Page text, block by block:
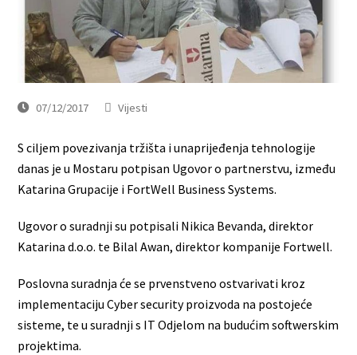
07/12/2017 Vijesti
S ciljem povezivanja tržišta i unaprijeđenja tehnologije
danas je u Mostaru potpisan Ugovor o partnerstvu, između
Katarina Grupacije i FortWell Business Systems.
Ugovor o suradnji su potpisali Nikica Bevanda, direktor
Katarina d.o.o. te Bilal Awan, direktor kompanije Fortwell.
Poslovna suradnja će se prvenstveno ostvarivati kroz
implementaciju Cyber security proizvoda na postojeće
sisteme, te u suradnji s IT Odjelom na budućim softwerskim
projektima.